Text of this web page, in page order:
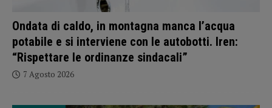
Ondata di caldo, in montagna manca l’acqua
potabile e si interviene con le autobotti. Iren:
“Rispettare le ordinanze sindacali”
7 Agosto 2026